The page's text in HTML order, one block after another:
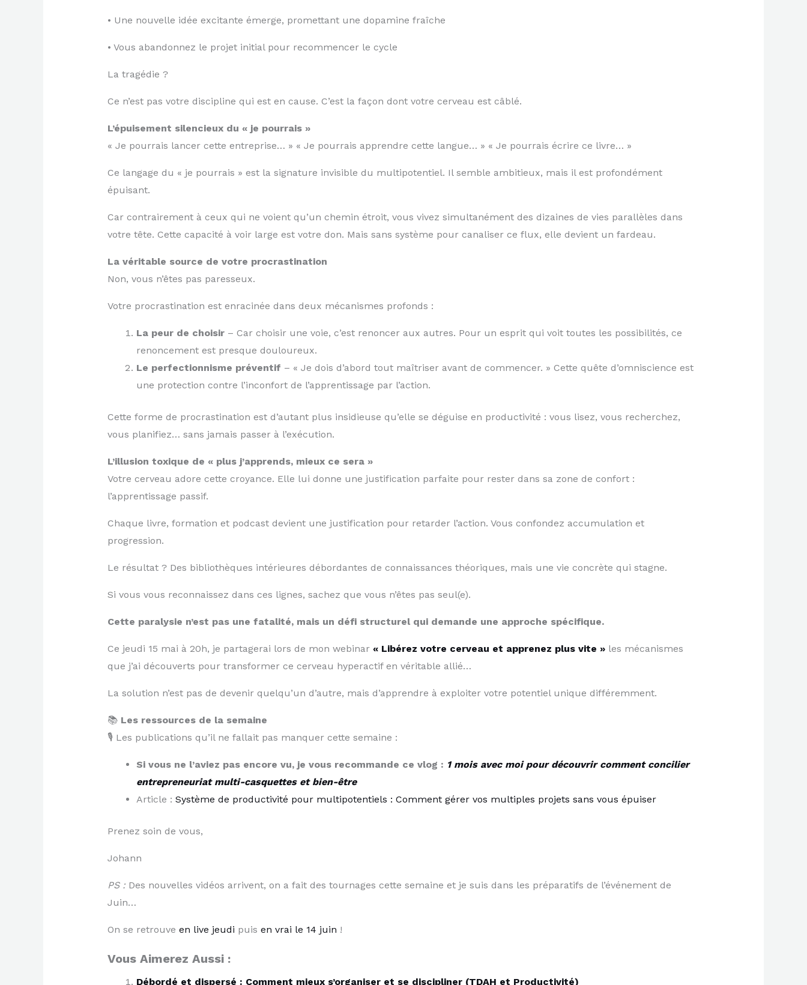
• Une nouvelle idée excitante émerge, promettant une dopamine fraîche
• Vous abandonnez le projet initial pour recommencer le cycle
La tragédie ?
Ce n’est pas votre discipline qui est en cause. C’est la façon dont votre cerveau est câblé.
L’épuisement silencieux du « je pourrais »
« Je pourrais lancer cette entreprise… » « Je pourrais apprendre cette langue… » « Je pourrais écrire ce livre… »
Ce langage du « je pourrais » est la signature invisible du multipotentiel. Il semble ambitieux, mais il est profondément
épuisant.
Car contrairement à ceux qui ne voient qu’un chemin étroit, vous vivez simultanément des dizaines de vies parallèles dans
votre tête. Cette capacité à voir large est votre don. Mais sans système pour canaliser ce flux, elle devient un fardeau.
La véritable source de votre procrastination
Non, vous n’êtes pas paresseux.
Votre procrastination est enracinée dans deux mécanismes profonds :
La peur de choisir– Car choisir une voie, c’est renoncer aux autres. Pour un esprit qui voit toutes les possibilités, ce
renoncement est presque douloureux.
Le perfectionnisme préventif – « Je dois d’abord tout maîtriser avant de commencer. » Cette quête d’omniscience est
une protection contre l’inconfort de l’apprentissage par l’action.
Cette forme de procrastination est d’autant plus insidieuse qu’elle se déguise en productivité : vous lisez, vous recherchez,
vous planifiez… sans jamais passer à l’exécution.
L’illusion toxique de « plus j’apprends, mieux ce sera »
Votre cerveau adore cette croyance. Elle lui donne une justification parfaite pour rester dans sa zone de confort :
l’apprentissage passif.
Chaque livre, formation et podcast devient une justification pour retarder l’action. Vous confondez accumulation et
progression.
Le résultat ? Des bibliothèques intérieures débordantes de connaissances théoriques, mais une vie concrète qui stagne.
Si vous vous reconnaissez dans ces lignes, sachez que vous n’êtes pas seul(e).
Cette paralysie n’est pas une fatalité, mais un défi structurel qui demande une approche spécifique.
Ce jeudi 15 mai à 20h, je partagerai lors de mon webinar « Libérez votre cerveau et apprenez plus vite »les mécanismes
que j’ai découverts pour transformer ce cerveau hyperactif en véritable allié…
La solution n’est pas de devenir quelqu’un d’autre, mais d’apprendre à exploiter votre potentiel unique différemment.
📚 Les ressources de la semaine
🎙️ Les publications qu’il ne fallait pas manquer cette semaine :
Si vous ne l’aviez pas encore vu, je vous recommande ce vlog : 1 mois avec moi pour découvrir comment concilier
entrepreneuriat multi-casquettes et bien-être
Article : ​Système de productivité pour multipotentiels : Comment gérer vos multiples projets sans vous épuiser​
Prenez soin de vous,
Johann
PS : Des nouvelles vidéos arrivent, on a fait des tournages cette semaine et je suis dans les préparatifs de l’événement de
Juin…
On se retrouve ​en live jeudi​ puis ​en vrai le 14 juin​ !
Vous Aimerez Aussi :
Débordé et dispersé : Comment mieux s’organiser et se discipliner (TDAH et Productivité)